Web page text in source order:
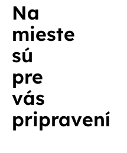
Na
mieste
sú
pre
vás
pripravení